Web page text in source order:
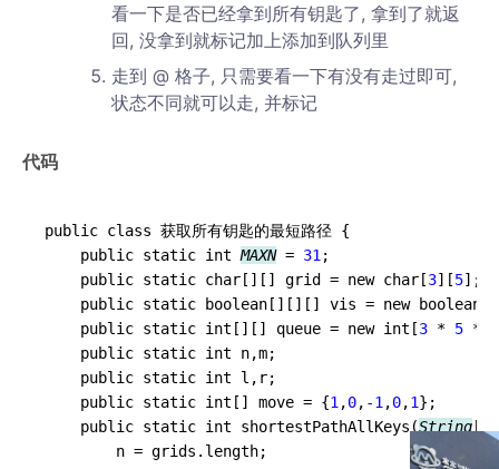
看一下是否已经拿到所有钥匙了, 拿到了就返
回, 没拿到就标记加上添加到队列里
走到 @ 格子, 只需要看一下有没有走过即可,
状态不同就可以走, 并标记
代码
public class 获取所有钥匙的最短路径 {
    public static int
MAXN = 31 ;
    public static char[][] grid = new char[
3][5];
    public static boolean[][][] vis = new boolean[
    public static int[][] queue = new int[
3 * 5 *
    public static int n,m;
    public static int l,r;
    public static int[] move = {
1 ,0, -1 ,0,1};
    public static int shortestPathAllKeys(
String
        n = grids.length;